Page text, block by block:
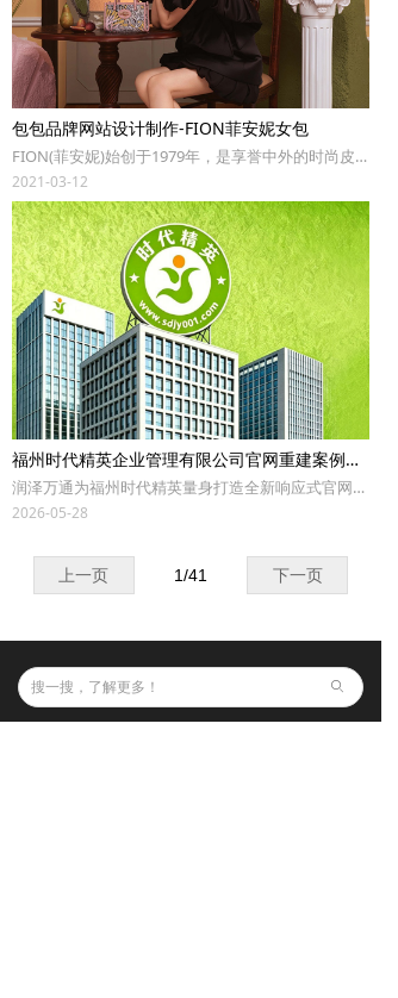
包包品牌网站设计制作-FION菲安妮女包
FION(菲安妮)始创于1979年，是享誉中外的时尚皮具品牌。FION品牌理念——真我演绎(The way you are)提倡女性应该拥有自己的时尚主张，坚持品质要求，给予懂得品质生活的当代女性独一无二的时尚品味，传达了新时代女性追求自我、个性的生活态度。润泽万通RUNTOP于2021年负责了FION品牌网站的设计改版工作。
2021-03-12
福州时代精英企业管理有限公司官网重建案例——响应式网站设计助力企业管理咨询品牌数字化升级
润泽万通为福州时代精英量身打造全新响应式官网建设，提升品牌形象与移动端体验，助力企业精准获客
2026-05-28
上一页 下一页
1/41
ꄙ